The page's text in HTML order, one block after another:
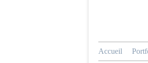
Accueil